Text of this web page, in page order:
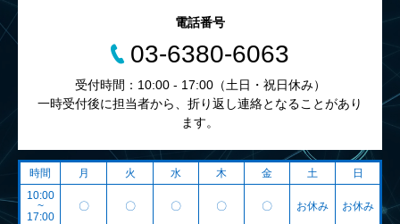
電話番号
03-6380-6063
受付時間：10:00 - 17:00（土日・祝日休み）
一時受付後に担当者から、折り返し連絡となることがあり
ます。
時間 月 火 水 木 金 土
日
10:00
~
17:00
〇 〇 〇 〇 〇 お休み お休み